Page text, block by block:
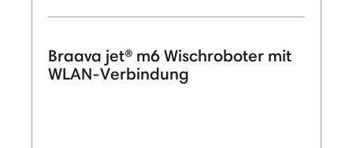
Braava jet® m6 Wischroboter mit
WLAN-Verbindung